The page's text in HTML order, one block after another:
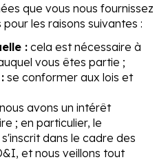
que vous nous fournissez
les raisons suivantes :
: cela est nécessaire à
vous êtes partie ;
se conformer aux lois et
nous avons un intérêt
; en particulier, le
dans le cadre des
et nous veillons tout